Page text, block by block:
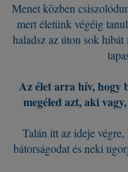
Menet közben
mert életünk végéig
haladsz az úton sok
Az élet arra hív, hogy
megéled azt, aki
Talán itt az ideje
bátorságodat és neki